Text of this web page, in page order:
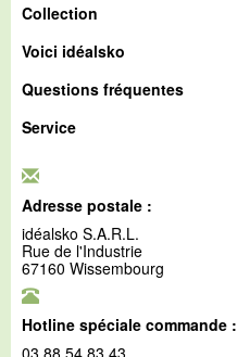
Collection
Voici idéalsko
Questions fréquentes
Service
Adresse postale :
idéalsko S.A.R.L.
Rue de l'Industrie
67160 Wissembourg
Hotline spéciale commande :
03 88 54 83 43